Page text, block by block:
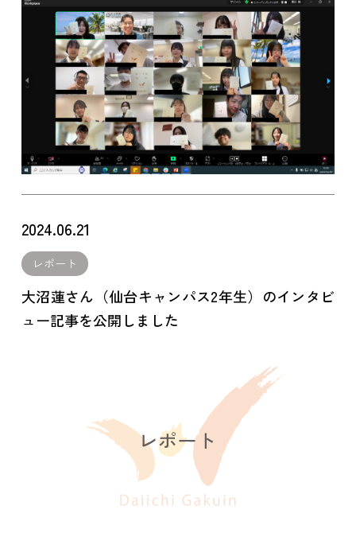
2024.06.21
レポート
大沼蓮さん（仙台キャンパス2年生）のインタビ
ュー記事を公開しました